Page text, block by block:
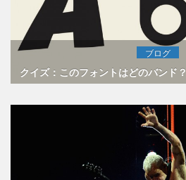
ブログ
クイズ：このフォントはどのバンド？